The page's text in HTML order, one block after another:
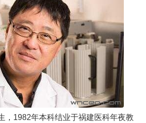
，1982年本科结业于祸建医科年夜教